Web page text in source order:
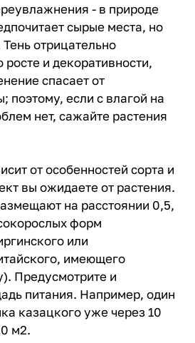
- в природе
сырые места, но
отрицательно
росте и декоративности,
спасает от
поэтому, если с влагой на
нет, сажайте растения
от особенностей сорта и
вы ожидаете от растения.
на расстоянии 0,5,
форм
или
имеющего
Предусмотрите и
питания. Например, один
казацкого уже через 10
м2.